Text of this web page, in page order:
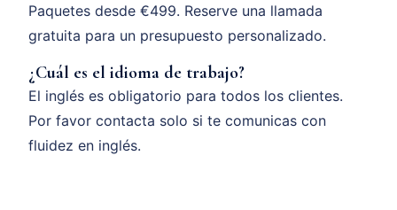
Paquetes desde €499. Reserve una llamada
gratuita para un presupuesto personalizado.
¿Cuál es el idioma de trabajo?
El inglés es obligatorio para todos los clientes.
Por favor contacta solo si te comunicas con
fluidez en inglés.